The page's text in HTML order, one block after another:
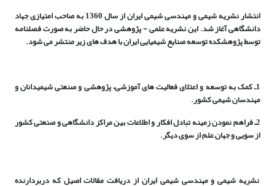
انتشار نشریه شیمی و مهندسی شیمی ایران از سال 1360 به صاحب امتیازی جهاد
دانشگاهی آغاز شد.این نشریه علمی - پژوهشیدر حال حاضربه صورت فصلنامه
توسط پژوهشکده توسعه صنایع شیمیایی ایران با هدف های زیر منتشر می ­شود.
1ـ کمک به توسعه و اعتلای فعالیت های آموزشی، پژوهشی و صنعتی شیمی­دانان و
مهندسان شیمی کشور.
2ـ فراهم نمودن زمینه­ تبادل افکار و اطلاعات بین مراکز دانشگاهی و صنعتی کشور
از ­سویی و جهان علم از سوی دیگر.
نشریه شیمی و مهندسی شیمی ایران از دریافت مقالات اصیل که دربردارنده